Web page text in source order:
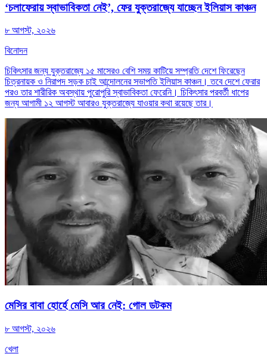
‘চলাফেরায় স্বাভাবিকতা নেই’, ফের যুক্তরাজ্যে যাচ্ছেন ইলিয়াস কাঞ্চন
৮ আগস্ট, ২০২৬
বিনোদন
চিকিৎসার জন্য যুক্তরাজ্যে ১৫ মাসেরও বেশি সময় কাটিয়ে সম্প্রতি দেশে ফিরেছেন
চিত্রনায়ক ও নিরাপদ সড়ক চাই আন্দোলনের সভাপতি ইলিয়াস কাঞ্চন। তবে দেশে ফেরার
পরও তার শারীরিক অবস্থায় পুরোপুরি স্বাভাবিকতা ফেরেনি। চিকিৎসার পরবর্তী ধাপের
জন্য আগামী ১২ আগস্ট আবারও যুক্তরাজ্যে যাওয়ার কথা রয়েছে তার।
মেসির বাবা হোর্হে মেসি আর নেই: গোল ডটকম
৮ আগস্ট, ২০২৬
খেলা